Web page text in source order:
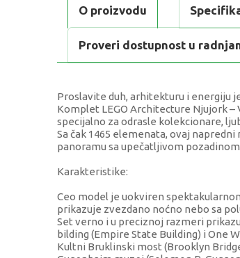
O proizvodu
Proveri dostupnost u
Proslavite duh, arhitekturu i energiju
Komplet LEGO Architecture Njujork
specijalno za odrasle kolekcionare,
Sa čak 1465 elemenata, ovaj
panoramu sa upečatljivom
Karakteristike:
Ceo model je uokviren
prikazuje zvezdano noćno nebo sa
Set verno i u preciznoj razmeri
bilding (Empire State Building) i One
Kultni Bruklinski most (Brooklyn